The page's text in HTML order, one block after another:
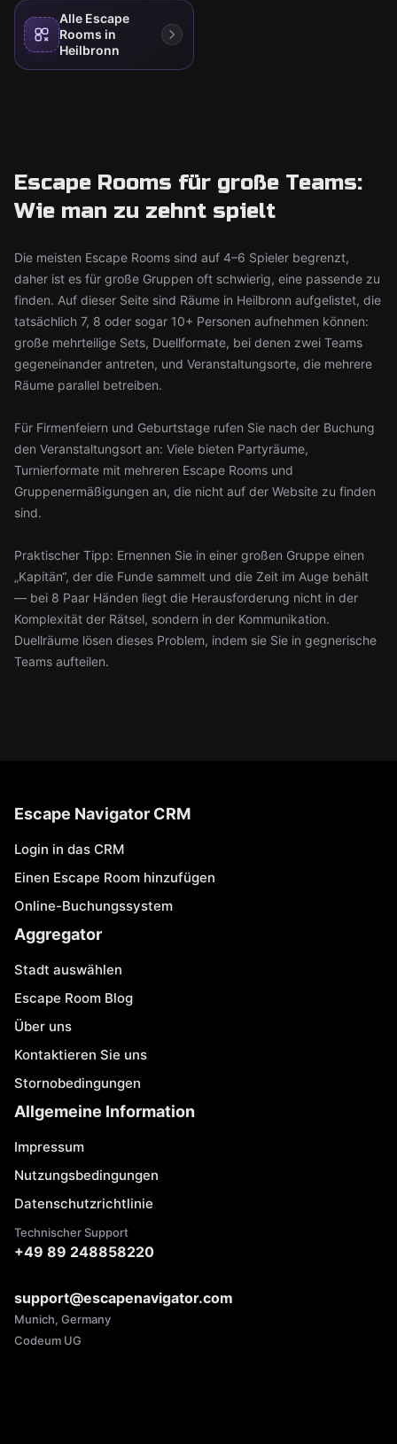
Alle Escape
Rooms in
Heilbronn
Escape Rooms für große Teams:
Wie man zu zehnt spielt
Die meisten Escape Rooms sind auf 4–6 Spieler begrenzt,
daher ist es für große Gruppen oft schwierig, eine passende zu
finden. Auf dieser Seite sind Räume in Heilbronn aufgelistet, die
tatsächlich 7, 8 oder sogar 10+ Personen aufnehmen können:
große mehrteilige Sets, Duellformate, bei denen zwei Teams
gegeneinander antreten, und Veranstaltungsorte, die mehrere
Räume parallel betreiben.
Für Firmenfeiern und Geburtstage rufen Sie nach der Buchung
den Veranstaltungsort an: Viele bieten Partyräume,
Turnierformate mit mehreren Escape Rooms und
Gruppenermäßigungen an, die nicht auf der Website zu finden
sind.
Praktischer Tipp: Ernennen Sie in einer großen Gruppe einen
„Kapitän“, der die Funde sammelt und die Zeit im Auge behält
— bei 8 Paar Händen liegt die Herausforderung nicht in der
Komplexität der Rätsel, sondern in der Kommunikation.
Duellräume lösen dieses Problem, indem sie Sie in gegnerische
Teams aufteilen.
Escape Navigator CRM
Login in das CRM
Einen Escape Room hinzufügen
Online-Buchungssystem
Aggregator
Stadt auswählen
Escape Room Blog
Über uns
Kontaktieren Sie uns
Stornobedingungen
Allgemeine Information
Impressum
Nutzungsbedingungen
Datenschutzrichtlinie
Technischer Support
+49 89 248858220
support@escapenavigator.com
Munich, Germany
Codeum UG